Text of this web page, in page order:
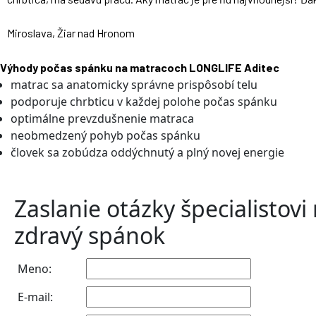
Miroslava, Žiar nad Hronom
Výhody počas spánku na matracoch LONGLIFE Aditec
matrac sa anatomicky správne prispôsobí telu
podporuje chrbticu v každej polohe počas spánku
optimálne prevzdušnenie matraca
neobmedzený pohyb počas spánku
človek sa zobúdza oddýchnutý a plný novej energie
Zaslanie otázky špecialistovi
zdravý spánok
Meno:
E-mail: